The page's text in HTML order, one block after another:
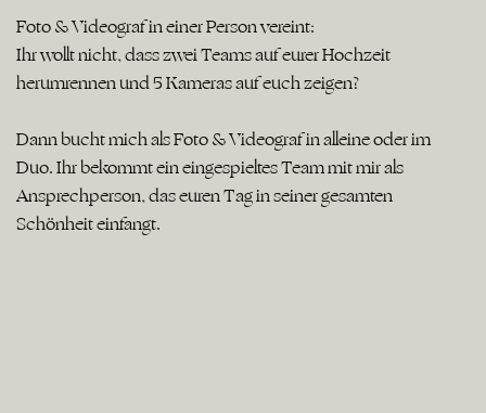
Foto & Videograf in einer Person vereint:
Ihr wollt nicht, dass zwei Teams auf eurer Hochzeit
herumrennen und 5 Kameras auf euch zeigen?
Dann bucht mich als Foto & Videograf in alleine oder im
Duo. Ihr bekommt ein eingespieltes Team mit mir als
Ansprechperson, das euren Tag in seiner gesamten
Schönheit einfängt.